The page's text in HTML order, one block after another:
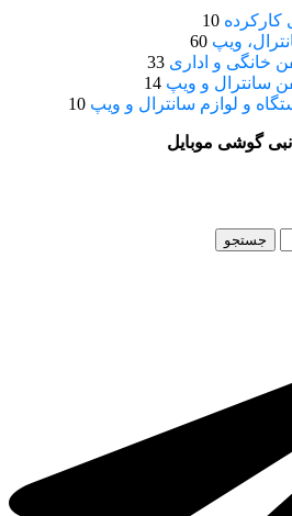
کارکرده 10
ویپ 60
خانگی و اداری 33
سانترال و ویپ 14
و لوازم سانترال و ویپ 10
گوشی موبایل
جستجو